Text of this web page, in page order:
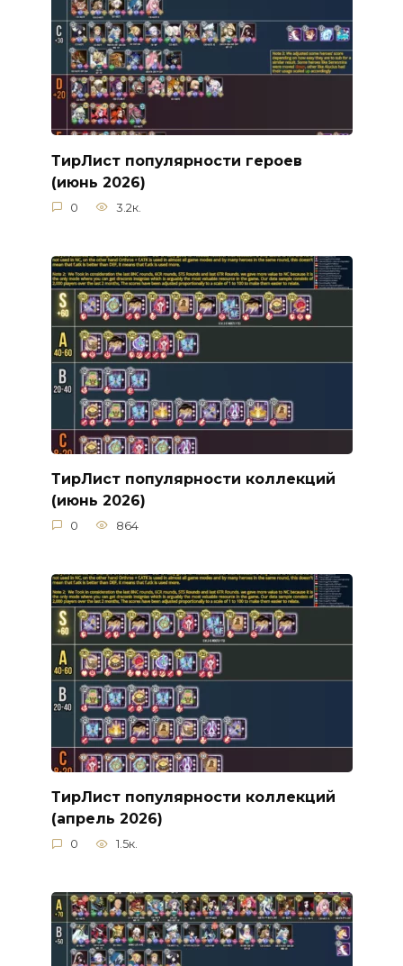
ТирЛист популярности героев
(июнь 2026)
0 3.2к.
ТирЛист популярности коллекций
(июнь 2026)
0 864
ТирЛист популярности коллекций
(апрель 2026)
0 1.5к.